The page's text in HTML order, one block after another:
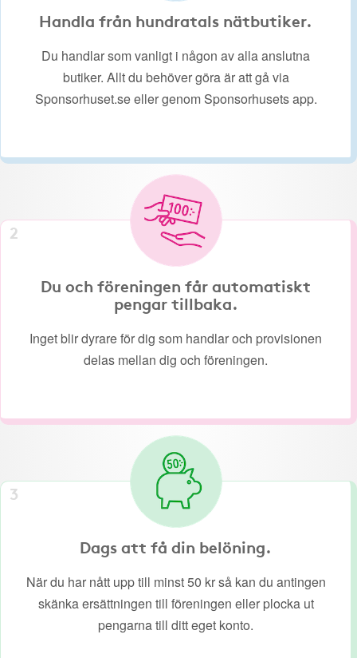
Handla från hundratals nätbutiker.
Du handlar som vanligt i någon av alla anslutna
butiker. Allt du behöver göra är att gå via
Sponsorhuset.se eller genom Sponsorhusets app.
2
Du och föreningen får automatiskt
pengar tillbaka.
Inget blir dyrare för dig som handlar och provisionen
delas mellan dig och föreningen.
3
Dags att få din belöning.
När du har nått upp till minst 50 kr så kan du antingen
skänka ersättningen till föreningen eller plocka ut
pengarna till ditt eget konto.